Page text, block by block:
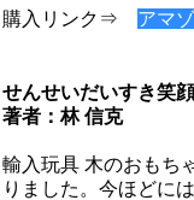
購入リンク⇒ アマ
せんせいだいすき笑
著者：林 信克
輸入玩具 木のおもち
りました。今ほどに